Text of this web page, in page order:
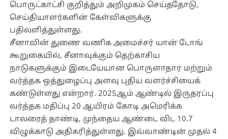
பொருட்காட்சி குறித்தும் அறிமுகம் செய்ததோடு,
செய்தியாளர்களின் கேள்விகளுக்கு
பதிலளித்துள்ளது.
சீனாவின் துணை வணிக அமைச்சர் யான் டோங்
கூறுகையில், சீனாவுக்கும் தெற்காசிய
நாடுகளுக்கும் இடையேயான பொருளாதார மற்றும்
வர்த்தக ஒத்துழைப்பு அளவு புதிய வளர்ச்சியைக்
கண்டுள்ளது என்றார். 2025ஆம் ஆண்டில் இருதரப்பு
வர்த்தக மதிப்பு 20 ஆயிரம் கோடி அமெரிக்க
டாலரைத் தாண்டி, முந்தைய ஆண்டை விட 10.7
விழுக்காடு அதிகரித்துள்ளது. இவ்வாண்டின் முதல் 4